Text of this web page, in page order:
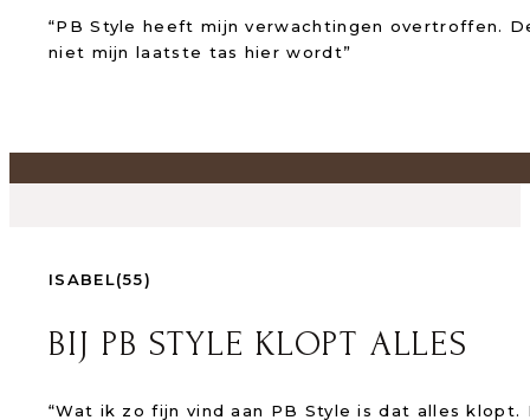
“PB Style heeft mijn verwachtingen overtroffen.
niet mijn laatste tas hier wordt”
ISABEL(55)
BIJ PB STYLE KLOPT ALLES
“Wat ik zo fijn vind aan PB Style is dat alles